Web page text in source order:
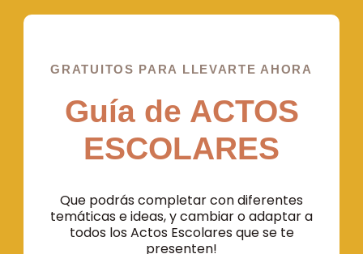
GRATUITOS PARA LLEVARTE AHORA
Guía de ACTOS
ESCOLARES
Que podrás completar con diferentes
temáticas e ideas, y cambiar o adaptar a
todos los Actos Escolares que se te
presenten!